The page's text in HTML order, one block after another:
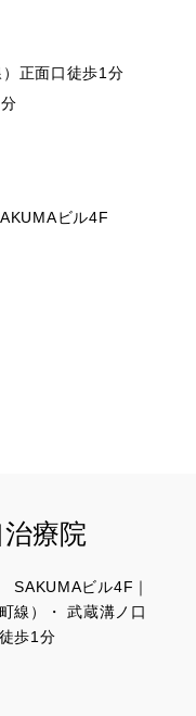
正面口徒歩1分
ビル4F
ビル4F｜
線）・ 武蔵溝ノ口
歩1分